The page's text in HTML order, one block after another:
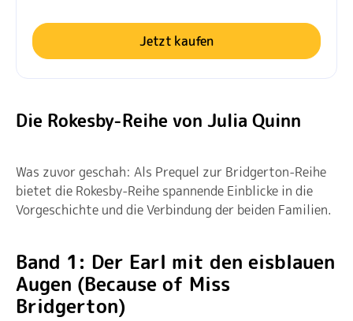
Jetzt kaufen
Die Rokesby-Reihe von Julia Quinn
Was zuvor geschah: Als Prequel zur Bridgerton-Reihe
bietet die Rokesby-Reihe spannende Einblicke in die
Vorgeschichte und die Verbindung der beiden Familien.
Band 1: Der Earl mit den eisblauen
Augen (Because of Miss
Bridgerton)